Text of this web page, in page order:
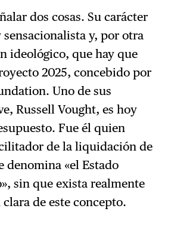
dos cosas. Su carácter
y, por otra
ideológico, que hay que
2025, concebido por
Uno de sus
Russell Vought, es hoy
Fue él quien
de la liquidación de
denomina «el Estado
sin que exista realmente
de este concepto.